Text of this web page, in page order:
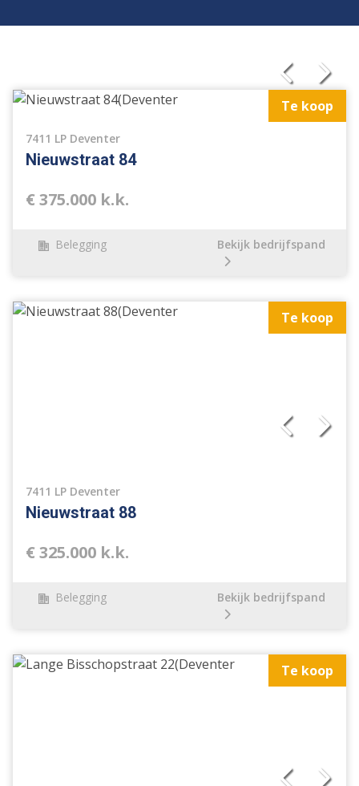
Te koop
7411 LP Deventer
Nieuwstraat 84
€ 375.000 k.k.
Belegging Bekijk bedrijfspand
Te koop
7411 LP Deventer
Nieuwstraat 88
€ 325.000 k.k.
Belegging Bekijk bedrijfspand
Te koop